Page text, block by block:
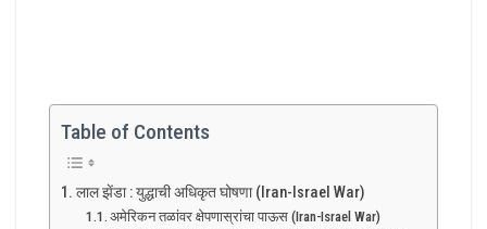
Table of Contents
लाल झेंडा : युद्धाची अधिकृत घोषणा (Iran-Israel War)
अमेरिकन तळांवर क्षेपणास्रांचा पाऊस (Iran-Israel War)